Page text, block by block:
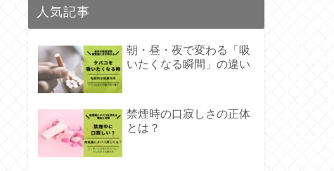
人気記事
朝・昼・夜で変わる「吸
いたくなる瞬間」の違い
禁煙時の口寂しさの正体
とは？